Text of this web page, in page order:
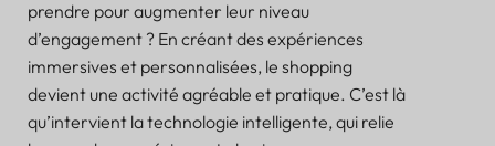
prendre pour augmenter leur niveau
d’engagement ? En créant des expériences
immersives et personnalisées, le shopping
devient une activité agréable et pratique. C’est là
qu’intervient la technologie intelligente, qui relie